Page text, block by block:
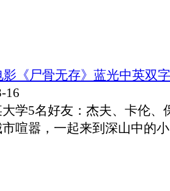
影《尸骨无存》蓝光中英双字
16
学5名好友：杰夫、卡伦、
喧嚣，一起来到深山中的